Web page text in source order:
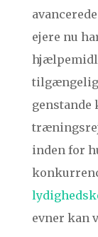
ejere nu
genstande
inden for
evner kan